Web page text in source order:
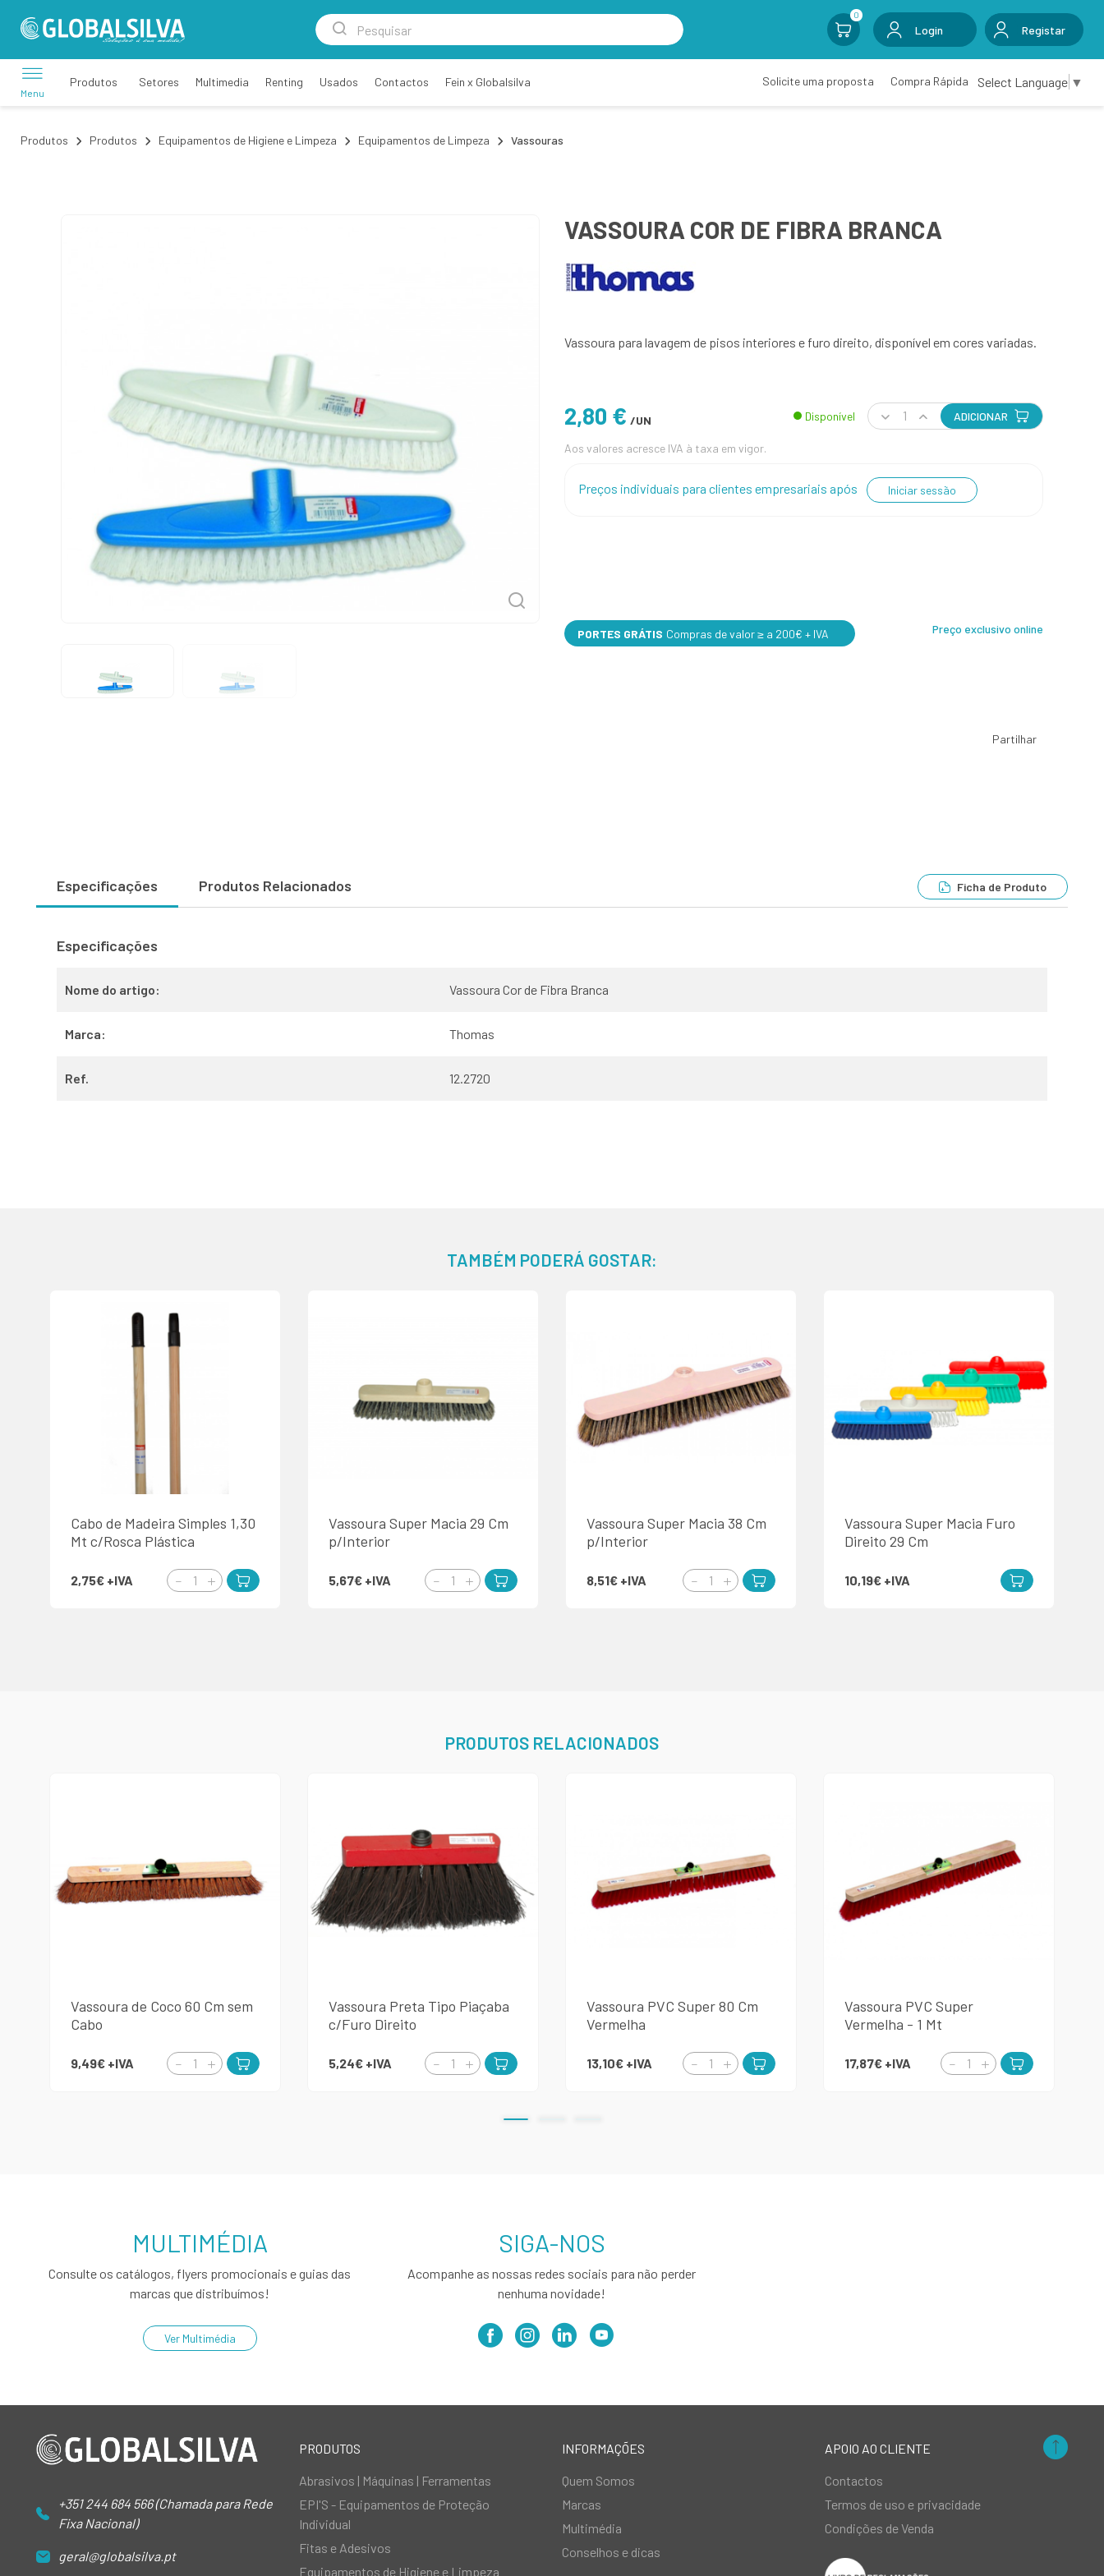
0
Login Registar
Menu
Produtos Setores Multimedia Renting Usados Contactos Fein x Globalsilva Solicite uma proposta Compra Rápida Select Language ▼
Produtos Produtos Equipamentos de Higiene e Limpeza Equipamentos de Limpeza Vassouras
VASSOURA COR DE FIBRA BRANCA
Vassoura para lavagem de pisos interiores e furo direito, disponível em cores variadas.
2,80 € /UN Disponível ADICIONAR
Aos valores acresce IVA à taxa em vigor.
Preços individuais para clientes empresariais após Iniciar sessão
PORTES GRÁTIS Compras de valor ≥ a 200€ + IVA Preço exclusivo online
Partilhar
Especificações Produtos Relacionados Ficha de Produto
Especificações
Nome do artigo: Vassoura Cor de Fibra Branca
Marca: Thomas
Ref. 12.2720
TAMBÉM PODERÁ GOSTAR:
Cabo de Madeira Simples 1,30
Mt c/Rosca Plástica
2,75€ +IVA
Vassoura Super Macia 29 Cm
p/Interior
5,67€ +IVA
Vassoura Super Macia 38 Cm
p/Interior
8,51€ +IVA
Vassoura Super Macia Furo
Direito 29 Cm
10,19€ +IVA
PRODUTOS RELACIONADOS
Vassoura de Coco 60 Cm sem
Cabo
9,49€ +IVA
Vassoura Preta Tipo Piaçaba
c/Furo Direito
5,24€ +IVA
Vassoura PVC Super 80 Cm
Vermelha
13,10€ +IVA
Vassoura PVC Super
Vermelha - 1 Mt
17,87€ +IVA
MULTIMÉDIA
Consulte os catálogos, flyers promocionais e guias das
marcas que distribuímos!
Ver Multimédia
SIGA-NOS
Acompanhe as nossas redes sociais para não perder
nenhuma novidade!
+351 244 684 566 (Chamada para Rede
Fixa Nacional)
geral@globalsilva.pt
PRODUTOS
Abrasivos | Máquinas | Ferramentas
EPI'S - Equipamentos de Proteção
Individual
Fitas e Adesivos
Equipamentos de Higiene e Limpeza
INFORMAÇÕES
Quem Somos
Marcas
Multimédia
Conselhos e dicas
APOIO AO CLIENTE
Contactos
Termos de uso e privacidade
Condições de Venda